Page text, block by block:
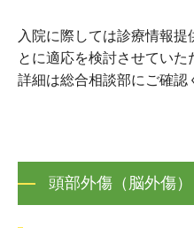
入院に際しては診療情報
とに適応を検討させていた
詳細は総合相談部にご確認
頭部外傷（脳外傷）